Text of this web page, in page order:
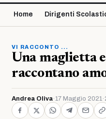
Home Dirigenti
VI RACCONTO ...
Una maglietta
raccontano
Andrea Oliva·17 Maggio 2021·